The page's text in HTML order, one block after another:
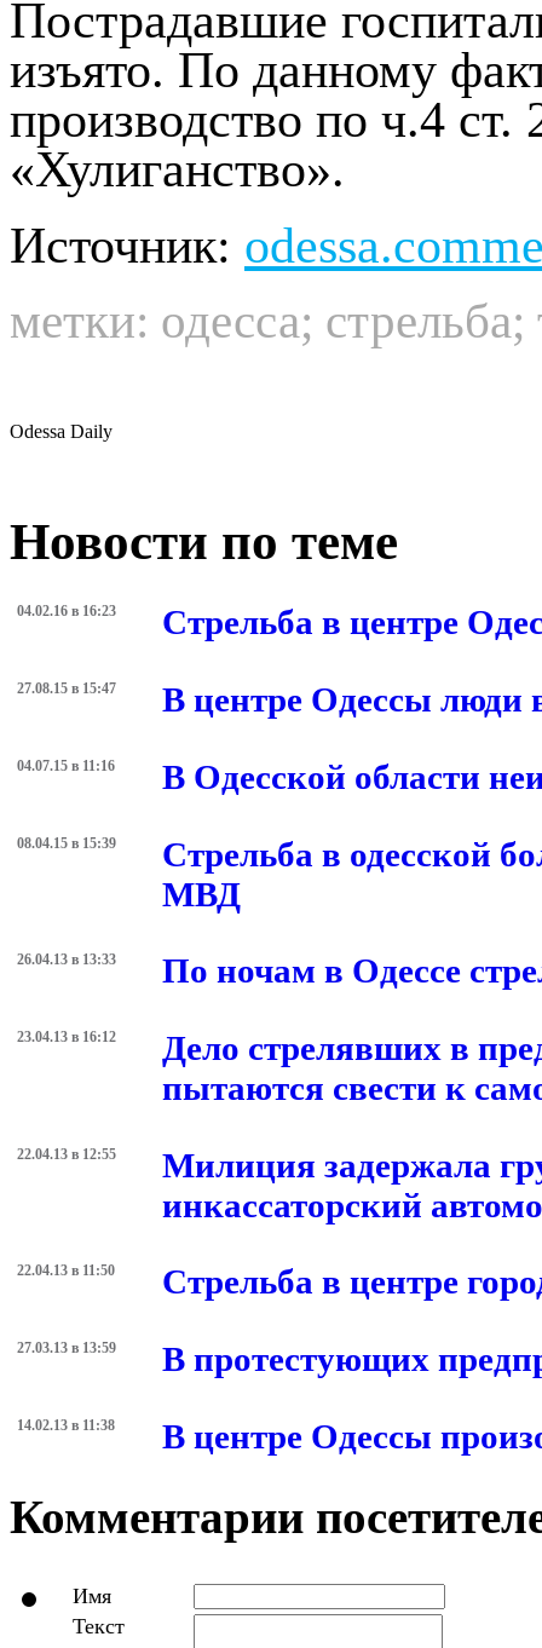
Пострадавшие
изъято. По данному
производство по ч.4
«Хулиганство».
Источник:
метки: одесса; стрельба;
Odessa Daily
Новости по теме
04.02.16 в 16:23 Стрельба в центре
27.08.15 в 15:47 В центре Одессы люди
04.07.15 в 11:16 В Одесской области
08.04.15 в 15:39
Стрельба в одесской
МВД
26.04.13 в 13:33 По ночам в Одессе
23.04.13 в 16:12
Дело стрелявших в
пытаются свести к
22.04.13 в 12:55
Милиция задержала
инкассаторский
22.04.13 в 11:50 Стрельба в центре
27.03.13 в 13:59 В протестующих
14.02.13 в 11:38 В центре Одессы
Комментарии
Имя
Текст